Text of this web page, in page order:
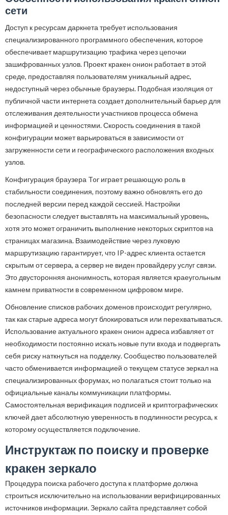
сети
Доступ к ресурсам даркнета требует использования
специализированного программного обеспечения, которое
обеспечивает маршрутизацию трафика через цепочки
зашифрованных узлов. Проект кракен онион работает в этой
среде, предоставляя пользователям уникальный адрес,
недоступный через обычные браузеры. Подобная изоляция от
публичной части интернета создает дополнительный барьер для
отслеживания деятельности участников процесса обмена
информацией и ценностями. Скорость соединения в такой
конфигурации может варьироваться в зависимости от
загруженности сети и географического расположения входных
узлов.
Конфигурация браузера Tor играет решающую роль в
стабильности соединения, поэтому важно обновлять его до
последней версии перед каждой сессией. Настройки
безопасности следует выставлять на максимальный уровень,
хотя это может ограничить выполнение некоторых скриптов на
страницах магазина. Взаимодействие через луковую
маршрутизацию гарантирует, что IP-адрес клиента остается
скрытым от сервера, а сервер не виден провайдеру услуг связи.
Это двусторонняя анонимность, которая является краеугольным
камнем приватности в современном цифровом мире.
Обновление списков рабочих доменов происходит регулярно,
так как старые адреса могут блокироваться или перехватываться.
Использование актуального кракен онион адреса избавляет от
необходимости постоянно искать новые пути входа и подвергать
себя риску наткнуться на подделку. Сообщество пользователей
часто обменивается информацией о текущем статусе зеркал на
специализированных форумах, но полагаться стоит только на
официальные каналы коммуникации платформы.
Самостоятельная верификация подписей и криптографических
ключей дает абсолютную уверенность в подлинности ресурса, к
которому осуществляется подключение.
Инструктаж по поиску и проверке
кракен зеркало
Процедура поиска рабочего доступа к платформе должна
строиться исключительно на использовании верифицированных
источников информации. Зеркало сайта представляет собой